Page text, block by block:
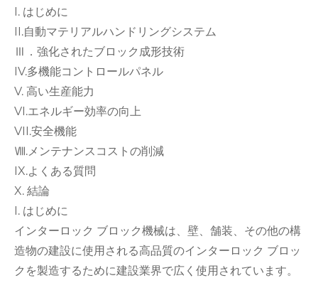
I. はじめに
II.自動マテリアルハンドリングシステム
Ⅲ．強化されたブロック成形技術
IV.多機能コントロールパネル
V. 高い生産能力
VI.エネルギー効率の向上
VII.安全機能
Ⅷ.メンテナンスコストの削減
IX.よくある質問
X. 結論
I. はじめに
インターロック ブロック機械は、壁、舗装、その他の構
造物の建設に使用される高品質のインターロック ブロッ
クを製造するために建設業界で広く使用されています。